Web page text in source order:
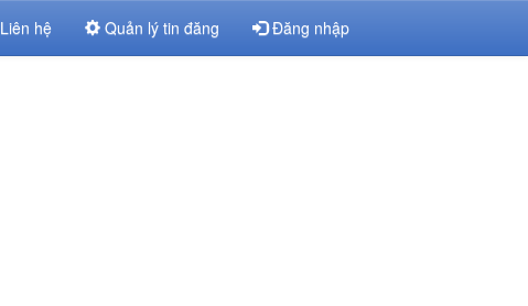
Liên hệ Quản lý tin đăng Đăng nhập